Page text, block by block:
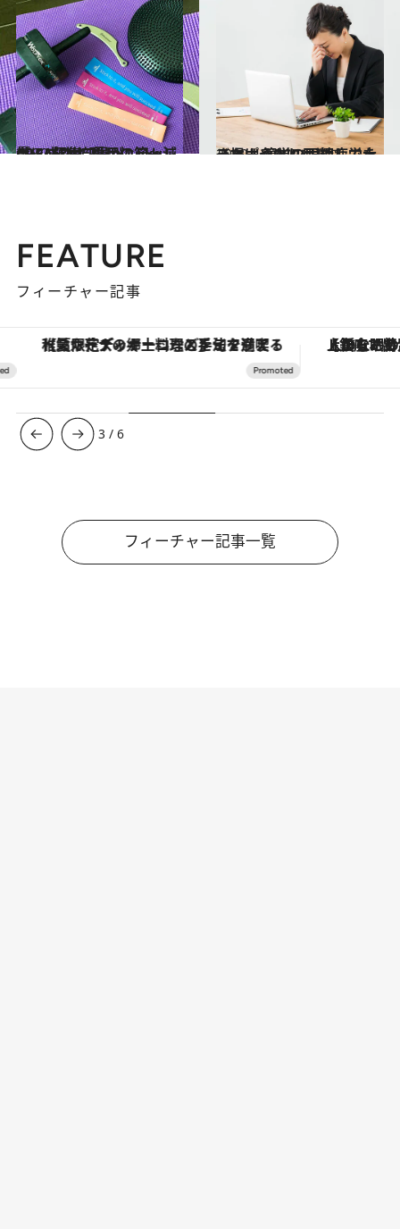
2020.6.2
CREA編集部員が1.5kg減量に成功！ 愛用の筋トレグッズ&サプリメント
ライフスタイル 2020.4.1
スマホやPCの眼精疲労を一掃！ 簡単ツボ押しで大きなぱっちり目に
ビューティ＆ヘルス
FEATURE
フィーチャー記事
【夏限定ディナーコース】旬を迎える稚鮎や花ズッキーニなどをイタリア・トスカーナの郷土料理の手法で満喫！ 【銀座で出合う最旬美容】美髪ケアや上質
3 /6
フィーチャー記事一覧